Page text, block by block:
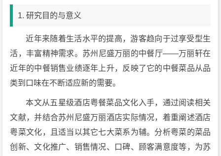
1. 研究目的与意义
近年来随着生活水平的提高，游客趋向于过享受型生
活，丰富精神需求。苏州尼盛万丽的中餐厅——万丽轩在
近年的中餐销售业绩逐年上升，反映了它的中餐菜品从品
类到口味在不断适应新的需要。
本文从五星级酒店粤餐菜品文化入手，通过阅读相关
文献，并结合苏州尼盛万丽酒店实际情况，着重阐述酒店
粤菜文化，且适当以其它七大菜系为辅。分析粤菜的菜品
创新、文化推广、销售情况、口碑、顾客满意度等，为苏